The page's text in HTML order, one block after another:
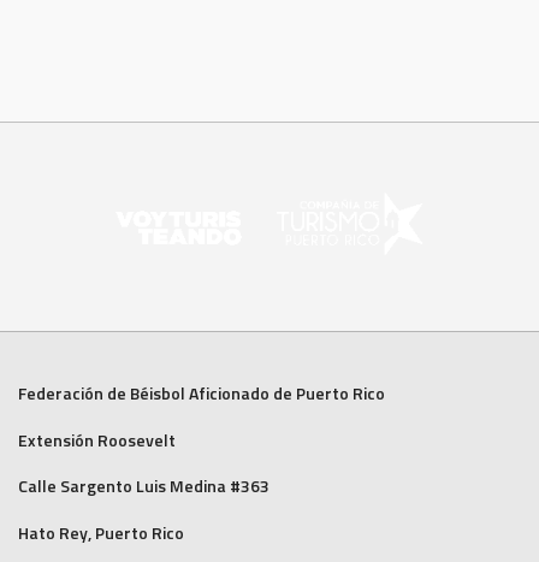
Federación de Béisbol Aficionado de Puerto Rico
Extensión Roosevelt
Calle Sargento Luis Medina #363
Hato Rey, Puerto Rico